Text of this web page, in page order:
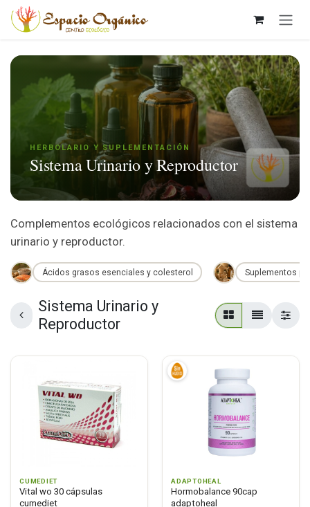
Ir al contenido
HERBOLARIO Y SUPLEMENTACIÓN
Sistema Urinario y Reproductor
Complementos ecológicos relacionados con el sistema
urinario y reproductor.
Ácidos grasos esenciales y colesterol Suplementos
Sistema Urinario y
Reproductor
CUMEDIET
Vital wo 30 cápsulas
cumediet
ADAPTOHEAL
Hormobalance 90cap
adaptoheal